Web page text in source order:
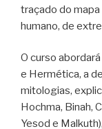
traçado do
humano, de
O curso
e Hermética, a
mitologias,
Hochma, Binah,
Yesod e